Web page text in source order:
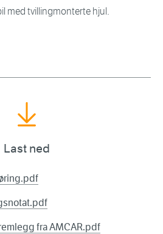
med tvillingmonterte hjul.
Last ned
fra AMCAR.pdf